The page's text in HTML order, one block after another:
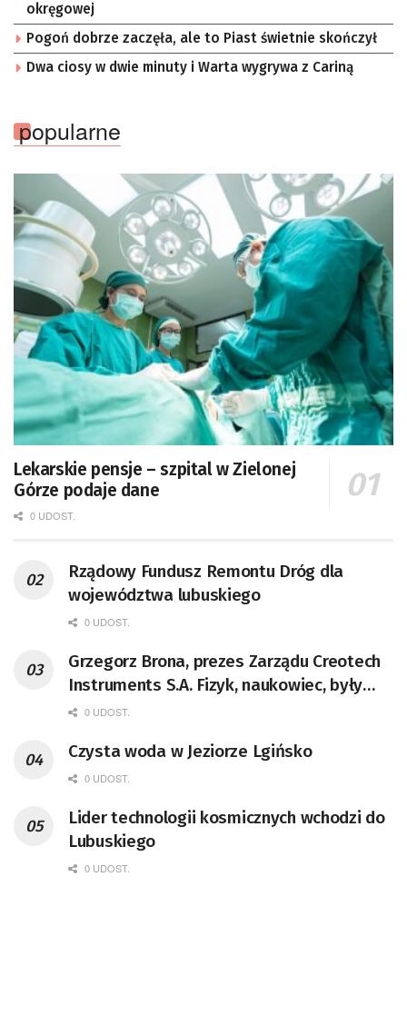
okręgowej
Pogoń dobrze zaczęła, ale to Piast świetnie skończył
Dwa ciosy w dwie minuty i Warta wygrywa z Cariną
popularne
Lekarskie pensje – szpital w Zielonej
Górze podaje dane
0 UDOST.
Rządowy Fundusz Remontu Dróg dla
województwa lubuskiego
0 UDOST.
Grzegorz Brona, prezes Zarządu Creotech
Instruments S.A. Fizyk, naukowiec, były
pracownik CERN w Genewie,
doktor habilitowany nauk fizycznych,
koordynator Rady Sektorowej ds.
Kosmicznego oraz członek Komitetu
Badań Kosmicznych i Satelitarnych PAN.
0 UDOST.
Czysta woda w Jeziorze Lgińsko
0 UDOST.
Lider technologii kosmicznych wchodzi do
Lubuskiego
0 UDOST.